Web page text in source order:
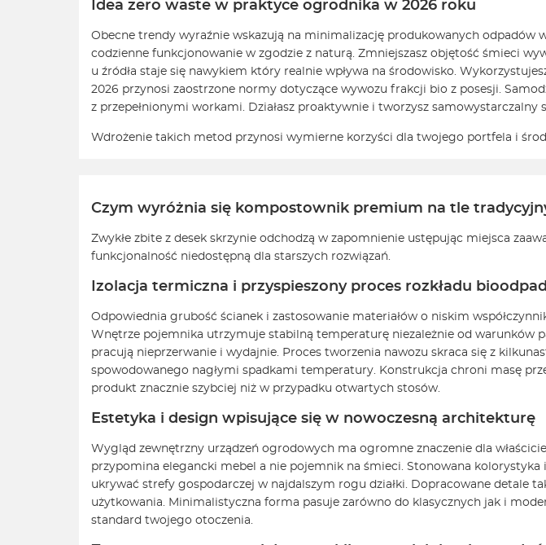
Idea zero waste w praktyce ogrodnika w 2026 roku
Obecne trendy wyraźnie wskazują na minimalizację produkowanych odpadów
codzienne funkcjonowanie w zgodzie z naturą. Zmniejszasz objętość śmieci
u źródła staje się nawykiem który realnie wpływa na środowisko.
2026 przynosi zaostrzone normy dotyczące wywozu frakcji bio z posesji.
z przepełnionymi workami. Działasz proaktywnie i tworzysz samowystarczalny
Wdrożenie takich metod przynosi wymierne korzyści dla twojego portfela i
Czym wyróżnia się kompostownik premium na tle
Zwykłe zbite z desek skrzynie odchodzą w zapomnienie ustępując miejsca
funkcjonalność niedostępną dla starszych rozwiązań.
Izolacja termiczna i przyspieszony proces rozkładu
Odpowiednia grubość ścianek i zastosowanie materiałów o niskim
Wnętrze pojemnika utrzymuje stabilną temperaturę niezależnie od warunków
pracują nieprzerwanie i wydajnie. Proces tworzenia nawozu skraca się z
spowodowanego nagłymi spadkami temperatury. Konstrukcja chroni masę
produkt znacznie szybciej niż w przypadku otwartych stosów.
Estetyka i design wpisujące się w nowoczesną architekturę
Wygląd zewnętrzny urządzeń ogrodowych ma ogromne znaczenie dla
przypomina elegancki mebel a nie pojemnik na śmieci. Stonowana
ukrywać strefy gospodarczej w najdalszym rogu działki. Dopracowane detale
użytkowania. Minimalistyczna forma pasuje zarówno do klasycznych jak i
standard twojego otoczenia.